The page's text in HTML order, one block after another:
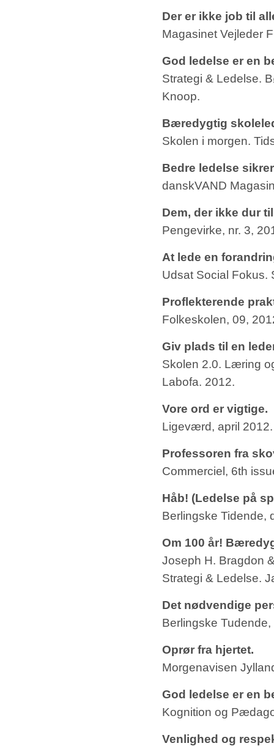
Der er ikke job til
Magasinet Vejleder
God ledelse er en
Strategi & Ledelse.
Knoop.
Bæredygtig
Skolen i morgen.
Bedre ledelse
danskVAND
Dem, der ikke dur
Pengevirke, nr. 3,
At lede en
Udsat Social Fokus.
Proflekterende
Folkeskolen, 09,
Giv plads til en
Skolen 2.0. Læring
Labofa. 2012.
Vore ord er vigtige.
Ligeværd, april
Professoren fra
Commerciel, 6th
Håb! (Ledelse på
Berlingske Tidende,
Om 100 år!
Joseph H. Bragdon
Strategi & Ledelse.
Det nødvendige
Berlingske
Oprør fra hjertet.
Morgenavisen
God ledelse er en
Kognition og
Venlighed og